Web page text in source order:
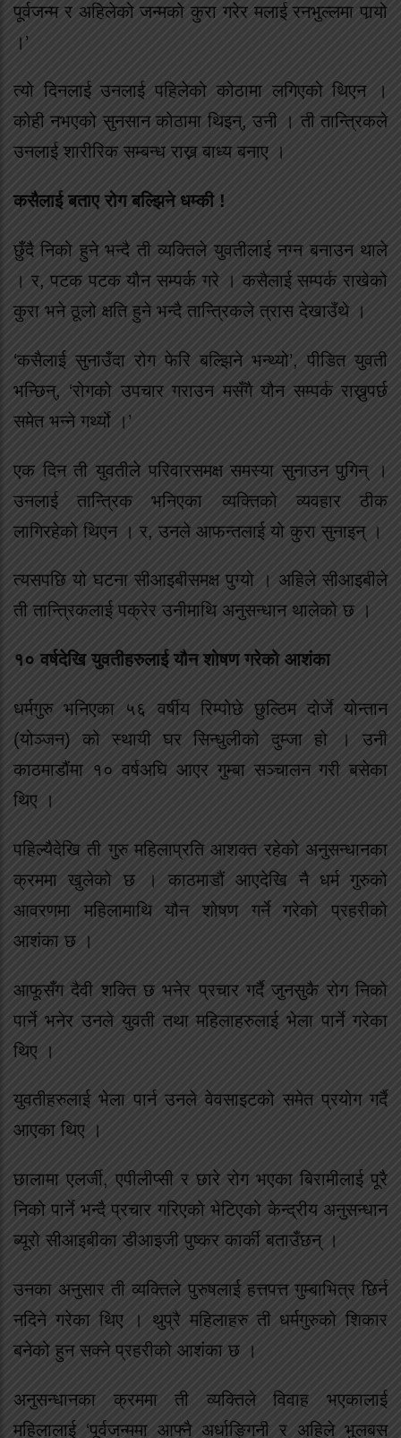
पूर्वजन्म र अहिलेको जन्मको कुरा गरेर मलाई रनभुल्लमा पार्‍यो
।’
त्यो दिनलाई उनलाई पहिलेको कोठामा लगिएको थिएन ।
कोही नभएको सुनसान कोठामा थिइन्, उनी । ती तान्त्रिकले
उनलाई शारीरिक सम्बन्ध राख्न बाध्य बनाए ।
कसैलाई बताए रोग बल्झिने धम्की !
छुँदै निको हुने भन्दै ती व्यक्तिले युवतीलाई नग्न बनाउन थाले
। र, पटक पटक यौन सम्पर्क गरे । कसैलाई सम्पर्क राखेको
कुरा भने ठूलो क्षति हुने भन्दै तान्त्रिकले त्रास देखाउँथे ।
‘कसैलाई सुनाउँदा रोग फेरि बल्झिने भन्थ्यो’, पीडित युवती
भन्छिन्, ‘रोगको उपचार गराउन मसँगै यौन सम्पर्क राख्नुपर्छ
समेत भन्ने गर्थ्यो ।’
एक दिन ती युवतीले परिवारसमक्ष समस्या सुनाउन पुगिन् ।
उनलाई तान्त्रिक भनिएका व्यक्तिको व्यवहार ठीक
लागिरहेको थिएन । र, उनले आफन्तलाई यो कुरा सुनाइन् ।
त्यसपछि यो घटना सीआइबीसमक्ष पुग्यो । अहिले सीआइबीले
ती तान्त्रिकलाई पक्रेर उनीमाथि अनुसन्धान थालेको छ ।
१० वर्षदेखि युवतीहरुलाई यौन शोषण गरेको आशंका
धर्मगुरु भनिएका ५६ वर्षीय रिम्पोछे छुल्ठिम दोर्जे योन्तान
(योञ्जन) को स्थायी घर सिन्धुलीको दुम्जा हो । उनी
काठमाडौंमा १० वर्षअघि आएर गुम्बा सञ्चालन गरी बसेका
थिए ।
पहिल्यैदेखि ती गुरु महिलाप्रति आशक्त रहेको अनुसन्धानका
क्रममा खुलेको छ । काठमाडौं आएदेखि नै धर्म गुरुको
आवरणमा महिलामाथि यौन शोषण गर्ने गरेको प्रहरीको
आशंका छ ।
आफूसँग दैवी शक्ति छ भनेर प्रचार गर्दै जुनसुकै रोग निको
पार्ने भनेर उनले युवती तथा महिलाहरुलाई भेला पार्ने गरेका
थिए ।
युवतीहरुलाई भेला पार्न उनले वेवसाइटको समेत प्रयोग गर्दै
आएका थिए ।
छालामा एलर्जी, एपीलीप्सी र छारे रोग भएका बिरामीलाई पूरै
निको पार्ने भन्दै प्रचार गरिएको भेटिएको केन्द्रीय अनुसन्धान
ब्यूरो सीआइबीका डीआइजी पुष्कर कार्की बताउँछन् ।
उनका अनुसार ती व्यक्तिले पुरुषलाई हत्तपत्त गुम्बाभित्र छिर्न
नदिने गरेका थिए । थुप्रै महिलाहरु ती धर्मगुरुको शिकार
बनेको हुन सक्ने प्रहरीको आशंका छ ।
अनुसन्धानका क्रममा ती व्यक्तिले विवाह भएकालाई
महिलालाई ‘पूर्वजन्ममा आफ्नै अर्धाङ्गिनी र अहिले भुलबस